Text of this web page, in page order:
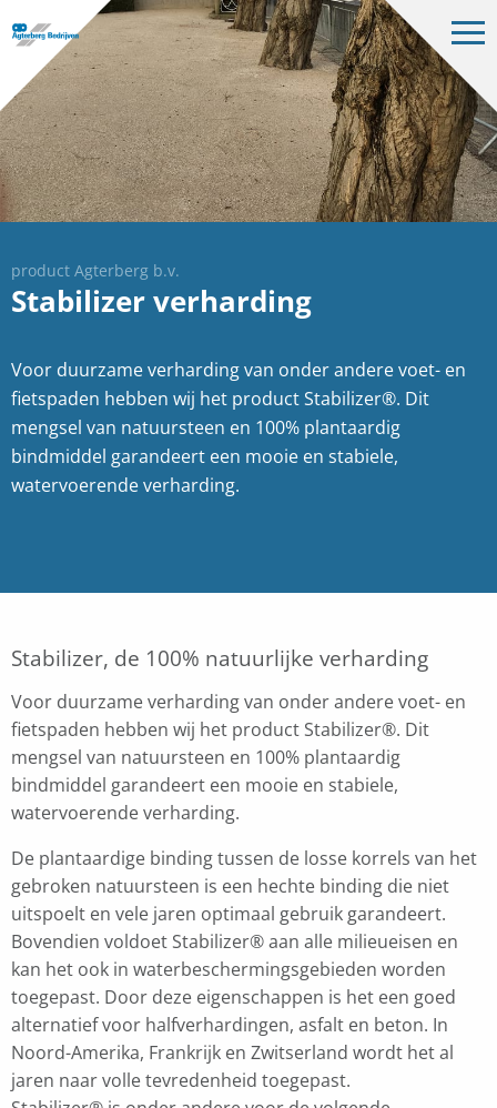
Bedrijven
Projecten
Over ons
Vacatures
Contact
NL
product Agterberg b.v.
Stabilizer verharding
Voor duurzame verharding van onder andere voet- en
fietspaden hebben wij het product Stabilizer®. Dit
mengsel van natuursteen en 100% plantaardig
bindmiddel garandeert een mooie en stabiele,
watervoerende verharding.
Stabilizer, de 100% natuurlijke verharding
Voor duurzame verharding van onder andere voet- en
fietspaden hebben wij het product Stabilizer®. Dit
mengsel van natuursteen en 100% plantaardig
bindmiddel garandeert een mooie en stabiele,
watervoerende verharding.
De plantaardige binding tussen de losse korrels van het
gebroken natuursteen is een hechte binding die niet
uitspoelt en vele jaren optimaal gebruik garandeert.
Bovendien voldoet Stabilizer® aan alle milieueisen en
kan het ook in waterbeschermingsgebieden worden
toegepast. Door deze eigenschappen is het een goed
alternatief voor halfverhardingen, asfalt en beton. In
Noord-Amerika, Frankrijk en Zwitserland wordt het al
jaren naar volle tevredenheid toegepast.